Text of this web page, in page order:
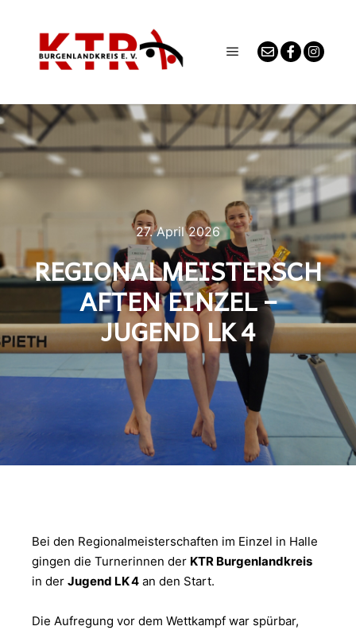
27. April 2026
REGIONALMEISTERSCH
AFTEN EINZEL –
JUGEND LK 4
Bei den Regionalmeisterschaften im Einzel in Halle
gingen die Turnerinnen der KTR Burgenlandkreis
in der Jugend LK 4 an den Start.
Die Aufregung vor dem Wettkampf war spürbar,